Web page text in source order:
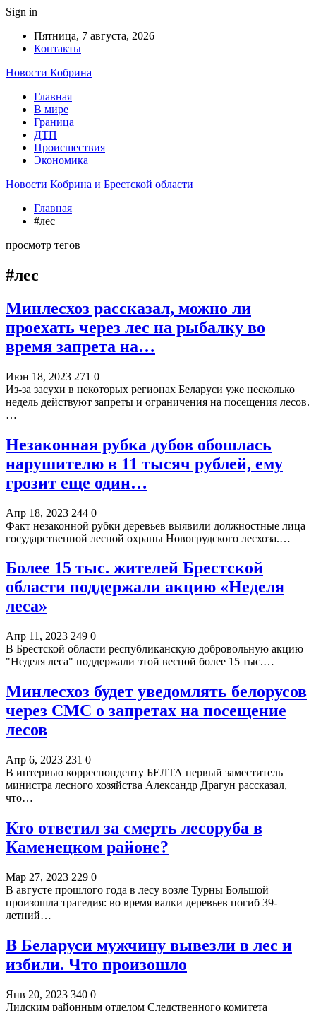
Sign in
Пятница, 7 августа, 2026
Контакты
Новости Кобрина
Главная
В мире
Граница
ДТП
Происшествия
Экономика
Новости Кобрина и Брестской области
Главная
#лес
просмотр тегов
#лес
Минлесхоз рассказал, можно ли
проехать через лес на рыбалку во
время запрета на…
Июн 18, 2023 271 0
Из-за засухи в некоторых регионах Беларуси уже несколько
недель действуют запреты и ограничения на посещения лесов.
…
Незаконная рубка дубов обошлась
нарушителю в 11 тысяч рублей, ему
грозит еще один…
Апр 18, 2023 244 0
Факт незаконной рубки деревьев выявили должностные лица
государственной лесной охраны Новогрудского лесхоза.…
Более 15 тыс. жителей Брестской
области поддержали акцию «Неделя
леса»
Апр 11, 2023 249 0
В Брестской области республиканскую добровольную акцию
"Неделя леса" поддержали этой весной более 15 тыс.…
Минлесхоз будет уведомлять белорусов
через СМС о запретах на посещение
лесов
Апр 6, 2023 231 0
В интервью корреспонденту БЕЛТА первый заместитель
министра лесного хозяйства Александр Драгун рассказал,
что…
Кто ответил за смерть лесоруба в
Каменецком районе?
Мар 27, 2023 229 0
В августе прошлого года в лесу возле Турны Большой
произошла трагедия: во время валки деревьев погиб 39-
летний…
В Беларуси мужчину вывезли в лес и
избили. Что произошло
Янв 20, 2023 340 0
Лидским районным отделом Следственного комитета